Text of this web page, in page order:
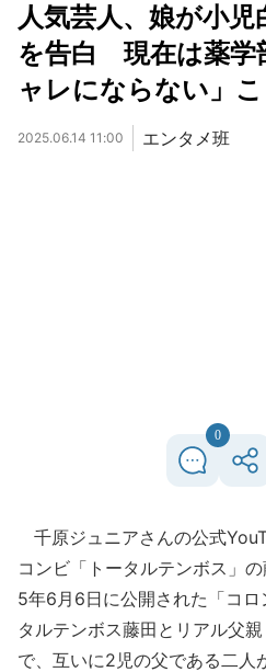
人気芸人、娘が小
を告白 現在は薬学
ャレにならない」
2025.06.14 11:00 エンタメ班
0
千原ジュニアさんの公式
コンビ「トータルテンボス」
5年6月6日に公開された「コ
タルテンボス藤田とリアル父
で、互いに2児の父である二人